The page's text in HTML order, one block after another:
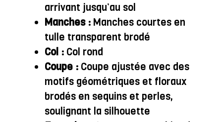
arrivant jusqu’au sol
Manches : Manches courtes en
tulle transparent brodé
Col : Col rond
Coupe : Coupe ajustée avec des
motifs géométriques et floraux
brodés en sequins et perles,
soulignant la silhouette